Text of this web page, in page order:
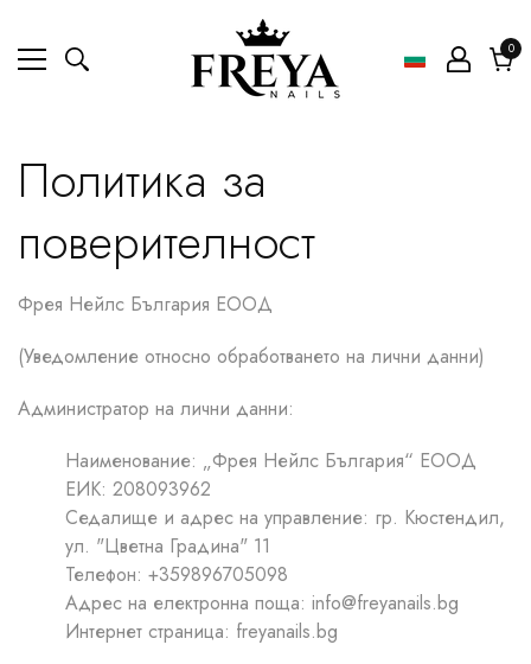
00
Политика за
поверителност
Фрея Нейлс България ЕООД
(Уведомление относно обработването на лични данни)
Администратор на лични данни:
Наименование: „Фрея Нейлс България“ ЕООД
ЕИК: 208093962
Седалище и адрес на управление: гр. Кюстендил,
ул. "Цветна Градина" 11
Телефон: +359896705098
Адрес на електронна поща: info@freyanails.bg
Интернет страница: freyanails.bg